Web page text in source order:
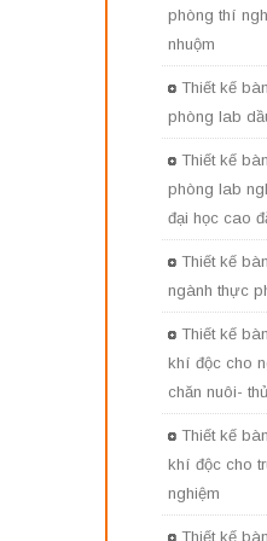
phòng thí
nhuộm
Thiết kế
phòng lab
Thiết kế
phòng lab
đại học cao
Thiết kế
ngành thực
Thiết kế
khí độc cho
chăn nuôi-
Thiết kế
khí độc cho
nghiệm
Thiết kế